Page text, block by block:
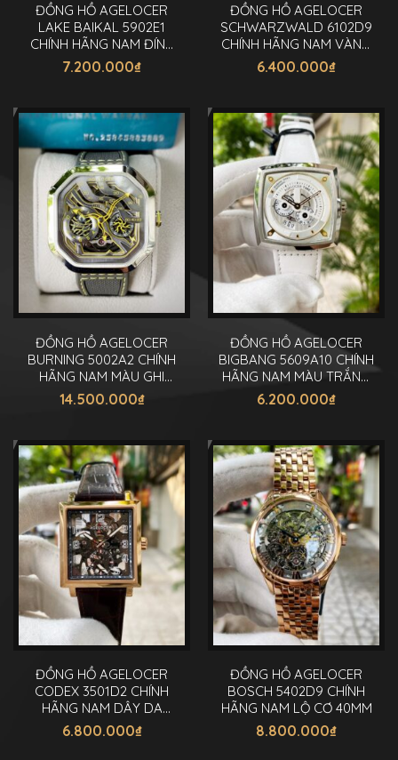
ĐỒNG HỒ AGELOCER
LAKE BAIKAL 5902E1
CHÍNH HÃNG NAM ĐÍNH
ĐÁ 40MM
7.200.000₫
ĐỒNG HỒ AGELOCER
SCHWARZWALD 6102D9
CHÍNH HÃNG NAM VÀNG
GOLD 41MM
6.400.000₫
ĐỒNG HỒ AGELOCER
BURNING 5002A2 CHÍNH
HÃNG NAM MÀU GHI
44MM
14.500.000₫
ĐỒNG HỒ AGELOCER
BIGBANG 5609A10 CHÍNH
HÃNG NAM MÀU TRẮNG
44MM
6.200.000₫
ĐỒNG HỒ AGELOCER
CODEX 3501D2 CHÍNH
HÃNG NAM DÂY DA
37X35MM
6.800.000₫
ĐỒNG HỒ AGELOCER
BOSCH 5402D9 CHÍNH
HÃNG NAM LỘ CƠ 40MM
8.800.000₫